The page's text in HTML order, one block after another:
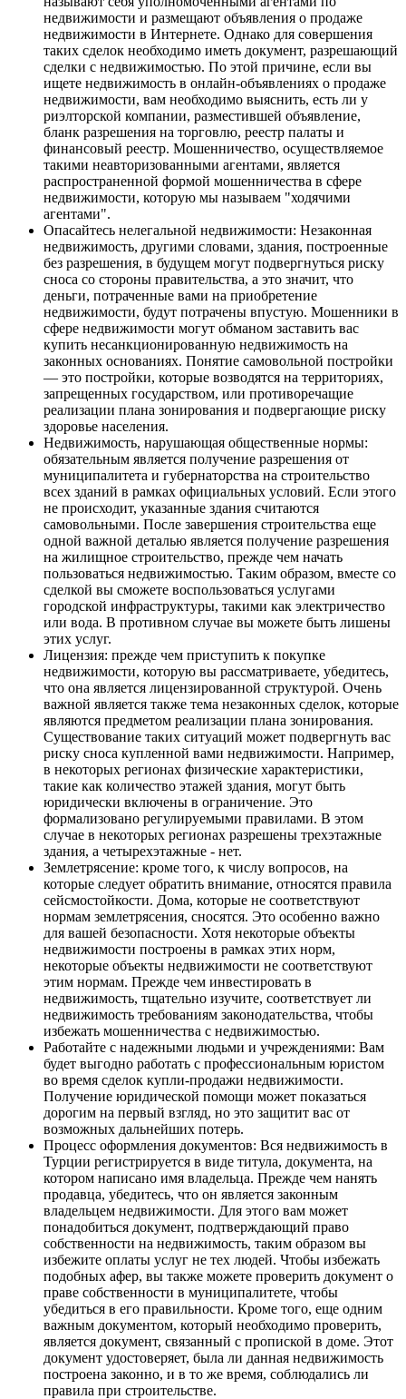
недвижимости и размещают объявления о продаже
недвижимости в Интернете. Однако для совершения
таких сделок необходимо иметь документ, разрешающий
сделки с недвижимостью. По этой причине, если вы
ищете недвижимость в онлайн-объявлениях о продаже
недвижимости, вам необходимо выяснить, есть ли у
риэлторской компании, разместившей объявление,
бланк разрешения на торговлю, реестр палаты и
финансовый реестр. Мошенничество, осуществляемое
такими неавторизованными агентами, является
распространенной формой мошенничества в сфере
недвижимости, которую мы называем "ходячими
агентами".
Опасайтесь нелегальной недвижимости: Незаконная
недвижимость, другими словами, здания, построенные
без разрешения, в будущем могут подвергнуться риску
сноса со стороны правительства, а это значит, что
деньги, потраченные вами на приобретение
недвижимости, будут потрачены впустую. Мошенники в
сфере недвижимости могут обманом заставить вас
купить несанкционированную недвижимость на
законных основаниях. Понятие самовольной постройки
— это постройки, которые возводятся на территориях,
запрещенных государством, или противоречащие
реализации плана зонирования и подвергающие риску
здоровье населения.
Недвижимость, нарушающая общественные нормы:
обязательным является получение разрешения от
муниципалитета и губернаторства на строительство
всех зданий в рамках официальных условий. Если этого
не происходит, указанные здания считаются
самовольными. После завершения строительства еще
одной важной деталью является получение разрешения
на жилищное строительство, прежде чем начать
пользоваться недвижимостью. Таким образом, вместе со
сделкой вы сможете воспользоваться услугами
городской инфраструктуры, такими как электричество
или вода. В противном случае вы можете быть лишены
этих услуг.
Лицензия: прежде чем приступить к покупке
недвижимости, которую вы рассматриваете, убедитесь,
что она является лицензированной структурой. Очень
важной является также тема незаконных сделок, которые
являются предметом реализации плана зонирования.
Существование таких ситуаций может подвергнуть вас
риску сноса купленной вами недвижимости. Например,
в некоторых регионах физические характеристики,
такие как количество этажей здания, могут быть
юридически включены в ограничение. Это
формализовано регулируемыми правилами. В этом
случае в некоторых регионах разрешены трехэтажные
здания, а четырехэтажные - нет.
Землетрясение: кроме того, к числу вопросов, на
которые следует обратить внимание, относятся правила
сейсмостойкости. Дома, которые не соответствуют
нормам землетрясения, сносятся. Это особенно важно
для вашей безопасности. Хотя некоторые объекты
недвижимости построены в рамках этих норм,
некоторые объекты недвижимости не соответствуют
этим нормам. Прежде чем инвестировать в
недвижимость, тщательно изучите, соответствует ли
недвижимость требованиям законодательства, чтобы
избежать мошенничества с недвижимостью.
Работайте с надежными людьми и учреждениями: Вам
будет выгодно работать с профессиональным юристом
во время сделок купли-продажи недвижимости.
Получение юридической помощи может показаться
дорогим на первый взгляд, но это защитит вас от
возможных дальнейших потерь.
Процесс оформления документов: Вся недвижимость в
Турции регистрируется в виде титула, документа, на
котором написано имя владельца. Прежде чем нанять
продавца, убедитесь, что он является законным
владельцем недвижимости. Для этого вам может
понадобиться документ, подтверждающий право
собственности на недвижимость, таким образом вы
избежите оплаты услуг не тех людей. Чтобы избежать
подобных афер, вы также можете проверить документ о
праве собственности в муниципалитете, чтобы
убедиться в его правильности. Кроме того, еще одним
важным документом, который необходимо проверить,
является документ, связанный с пропиской в доме. Этот
документ удостоверяет, была ли данная недвижимость
построена законно, и в то же время, соблюдались ли
правила при строительстве.